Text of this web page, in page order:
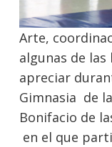
Arte,
algunas de
apreciar
Gimnasia de
Bonifacio de
en el que